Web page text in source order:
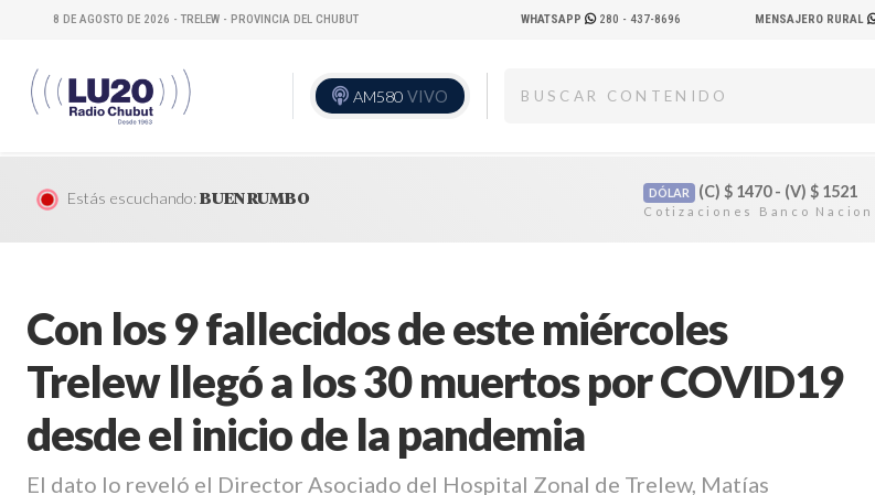
8 DE AGOSTO DE 2026 - TRELEW - PROVINCIA DEL CHUBUT WHATSAPP 280 - 437-8696 MENSAJERO RURAL
AM580 VIVO
Estás escuchando:BUEN RUMBO DÓLAR (C) $1470 - (V) $1521
Con los 9 fallecidos de este miércoles
Trelew llegó a los 30 muertos por COVID19
desde el inicio de la pandemia
El dato lo reveló el Director Asociado del Hospital Zonal de Trelew, Matías